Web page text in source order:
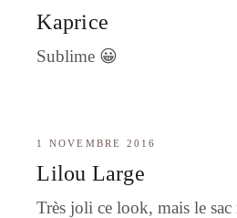
Kaprice
Sublime 😀
1 NOVEMBRE 2016
Lilou Large
Très joli ce look, mais le sac